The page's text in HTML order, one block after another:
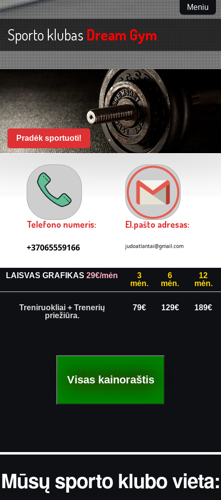
Meniu
Sporto klubasDream Gym
Pradėk sportuoti!
El.pašto adresas:
judoatlantai@gmail.com
Telefono numeris:
+37065559166
LAISVAS GRAFIKAS 29€/mėn
3
mėn.
6
mėn.
12
mėn.
Treniruokliai + Trenerių
priežiūra.
79€ 129€ 189€
Visas kainoraštis
Mūsų sporto klubo vieta: